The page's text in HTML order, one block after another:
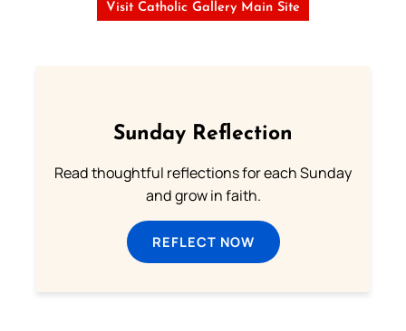
Visit Catholic Gallery Main Site
Sunday Reflection
Read thoughtful reflections for each Sunday
and grow in faith.
REFLECT NOW